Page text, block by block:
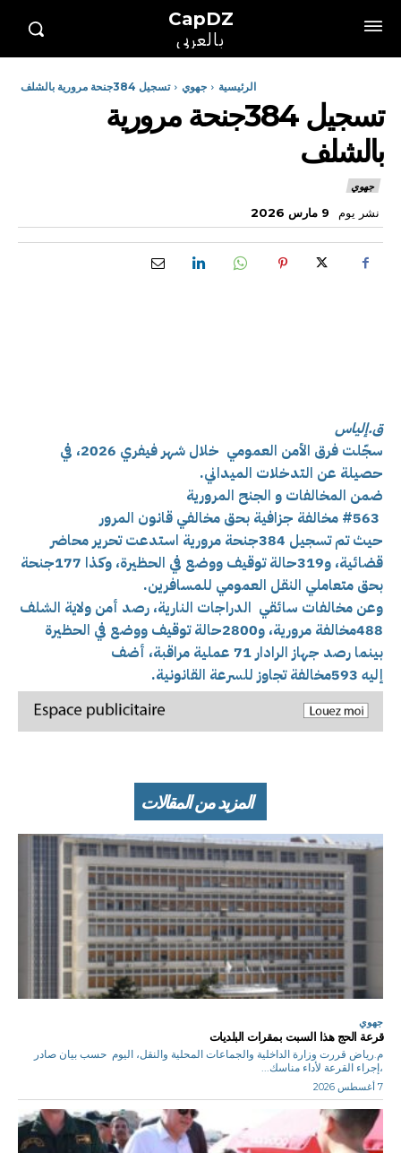
CapDZ
بالعربي
الرئيسية جهوي تسجيل 384جنحة مرورية بالشلف
تسجيل 384جنحة مرورية
بالشلف
جهوي
نشر يوم 9 مارس 2026
ق.إلياس
سجّلت فرق الأمن العمومي خلال شهر فيفري 2026، في
حصيلة عن التدخلات الميداني.
ضمن المخالفات و الجنح المرورية
حيث تم تسجيل 384جنحة مرورية استدعت تحرير محاضر
قضائية، و319حالة توقيف ووضع في الحظيرة، وكذا
177جنحة
بحق متعاملي النقل العمومي للمسافرين.
وعن مخالفات سائقي الدراجات النارية، رصد أمن ولاية الشلف
488مخالفة مرورية،
و2800حالة توقيف ووضع في الحظيرة
بينما رصد جهاز الرادار
71 عملية مراقبة، أضف
إليه
المزيد من المقالات
جهوي
قرعة الحج هذا السبت بمقرات البلديات
م.رياض قررت وزارة الداخلية والجماعات المحلية والنقل، اليوم حسب بيان صادر
،إجراء القرعة لأداء مناسك...
7 أغسطس 2026